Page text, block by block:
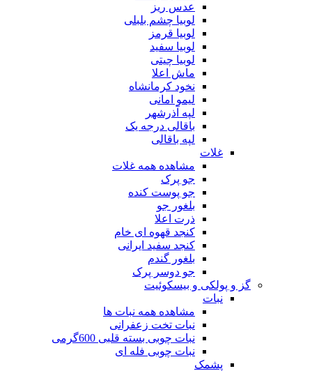
عدس ریز
لوبیا چشم بلبلی
لوبیا قرمز
لوبیا سفید
لوبیا چیتی
ماش اعلا
نخود کرمانشاه
لیمو امانی
لپه آذرشهر
باقالی درجه یک
لپه باقالی
غلات
مشاهده همه غلات
جو پرک
جو پوست کنده
بلغور جو
ذرت اعلا
کنجد قهوه ای خام
کنجد سفید ایرانی
بلغور گندم
جو دوسر پرک
گز و پولکی و بیسکوئیت
نبات
مشاهده همه نبات ها
نبات تخت زعفرانی
نبات چوبی بسته قلبی 600گرمی
نبات چوبی فله ای
پشمک